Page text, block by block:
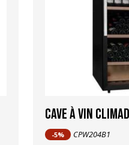
Cave à vin
-5% CPW204B1